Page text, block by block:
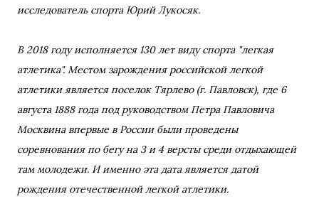
исследователь спорта Юрий Лукосяк.
В 2018 году исполняется 130 лет виду спорта "легкая
атлетика". Местом зарождения российской легкой
атлетики является поселок Тярлево (г. Павловск), где 6
августа 1888 года под руководством Петра Павловича
Москвина впервые в России были проведены
соревнования по бегу на 3 и 4 версты среди отдыхающей
там молодежи. И именно эта дата является датой
рождения отечественной легкой атлетики.